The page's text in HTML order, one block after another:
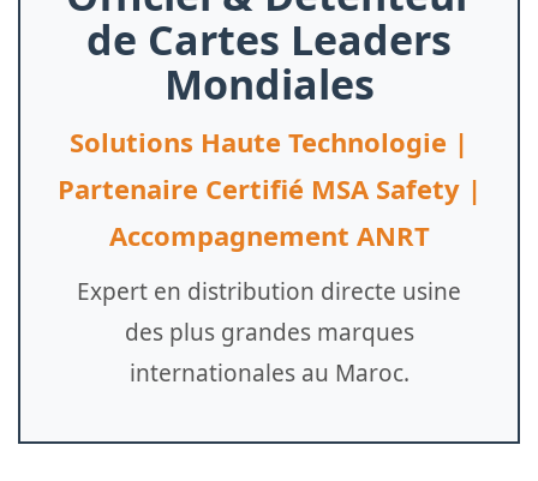
de Cartes Leaders
Mondiales
Solutions Haute Technologie |
Partenaire Certifié MSA Safety |
Accompagnement ANRT
Expert en distribution directe usine
des plus grandes marques
internationales au Maroc.